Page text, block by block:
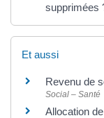
supprimées
Et aussi
Revenu de
Social – Santé
Allocation